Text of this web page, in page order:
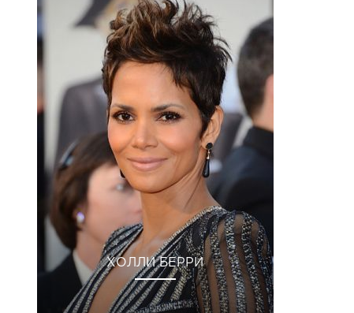
ХОЛЛИ БЕРРИ